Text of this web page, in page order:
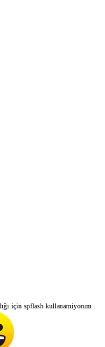
için spflash kullanamiyorum .